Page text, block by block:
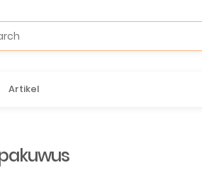
Artikel